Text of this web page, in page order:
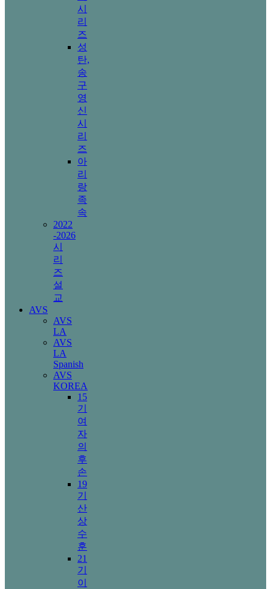
시
리
즈
성
탄,
송
구
영
신
시
리
즈
아
리
랑
족
속
2022
-2026
시
리
즈
설
교
AVS
AVS
LA
AVS
LA
Spanish
AVS
KOREA
15
기
여
자
의
후
손
19
기
산
상
수
훈
21
기
이